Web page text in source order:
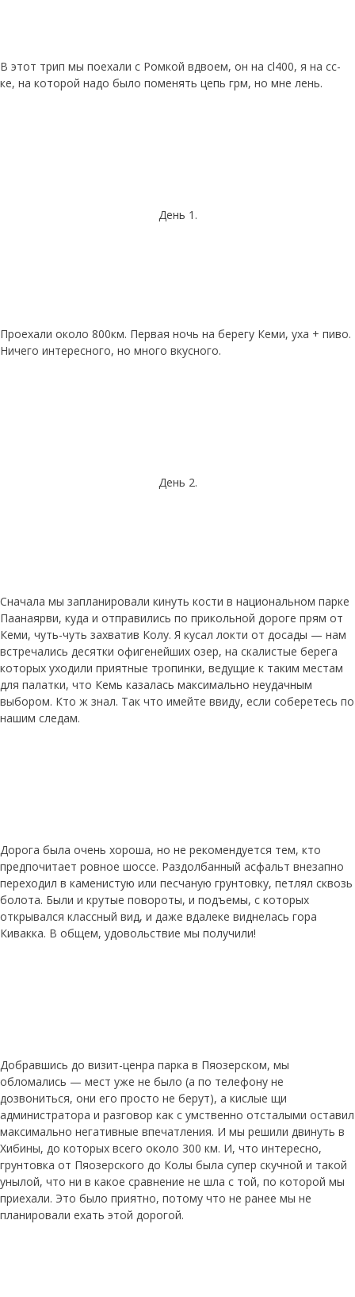
В этот трип мы поехали с Ромкой вдвоем, он на cl400, я на сс-
ке, на которой надо было поменять цепь грм, но мне лень.
День 1.
Проехали около 800км. Первая ночь на берегу Кеми, уха + пиво.
Ничего интересного, но много вкусного.
День 2.
Сначала мы запланировали кинуть кости в национальном парке
Паанаярви, куда и отправились по прикольной дороге прям от
Кеми, чуть-чуть захватив Колу. Я кусал локти от досады — нам
встречались десятки офигенейших озер, на скалистые берега
которых уходили приятные тропинки, ведущие к таким местам
для палатки, что Кемь казалась максимально неудачным
выбором. Кто ж знал. Так что имейте ввиду, если соберетесь по
нашим следам.
Дорога была очень хороша, но не рекомендуется тем, кто
предпочитает ровное шоссе. Раздолбанный асфальт внезапно
переходил в каменистую или песчаную грунтовку, петлял сквозь
болота. Были и крутые повороты, и подъемы, с которых
открывался классный вид, и даже вдалеке виднелась гора
Кивакка. В общем, удовольствие мы получили!
Добравшись до визит-ценра парка в Пяозерском, мы
обломались — мест уже не было (а по телефону не
дозвониться, они его просто не берут), а кислые щи
администратора и разговор как с умственно отсталыми оставил
максимально негативные впечатления. И мы решили двинуть в
Хибины, до которых всего около 300 км. И, что интересно,
грунтовка от Пяозерского до Колы была супер скучной и такой
унылой, что ни в какое сравнение не шла с той, по которой мы
приехали. Это было приятно, потому что не ранее мы не
планировали ехать этой дорогой.